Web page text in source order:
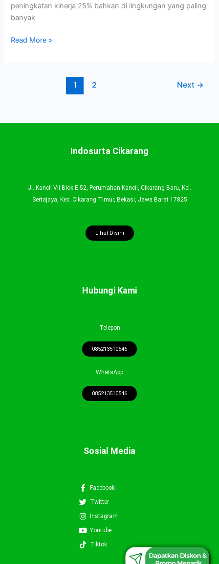
peningkatan kinerja 25% bahkan di lingkungan yang paling
banyak
Read More »
1 2 Next →
Indosurta Cikarang
Jl. Kancil VII Blok E-52, Perumahan Kancil, Cikarang Baru, Kel.
Sertajaya, Kec. Cikarang Timur, Bekasi, Jawa Barat 17825
Lihat Disini
Hubungi Kami
Telepon
085213510546
WhatsApp
085213510546
Sosial Media
Facebook
Twitter
Instagram
Youtube
Tiktok